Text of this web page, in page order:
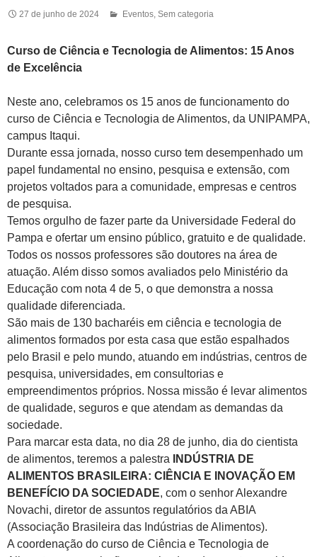
27 de junho de 2024 Eventos Sem categoria
Curso de Ciência e Tecnologia de Alimentos: 15 Anos
de Excelência
Neste ano, celebramos os 15 anos de funcionamento do
curso de Ciência e Tecnologia de Alimentos, da UNIPAMPA,
campus Itaqui.
Durante essa jornada, nosso curso tem desempenhado um
papel fundamental no ensino, pesquisa e extensão, com
projetos voltados para a comunidade, empresas e centros
de pesquisa.
Temos orgulho de fazer parte da Universidade Federal do
Pampa e ofertar um ensino público, gratuito e de qualidade.
Todos os nossos professores são doutores na área de
atuação. Além disso somos avaliados pelo Ministério da
Educação com nota 4 de 5, o que demonstra a nossa
qualidade diferenciada.
São mais de 130 bacharéis em ciência e tecnologia de
alimentos formados por esta casa que estão espalhados
pelo Brasil e pelo mundo, atuando em indústrias, centros de
pesquisa, universidades, em consultorias e
empreendimentos próprios. Nossa missão é levar alimentos
de qualidade, seguros e que atendam as demandas da
sociedade.
Para marcar esta data, no dia 28 de junho, dia do cientista
de alimentos, teremos a palestra
INDÚSTRIA DE
ALIMENTOS BRASILEIRA: CIÊNCIA E INOVAÇÃO EM
BENEFÍCIO DA SOCIEDADE, com o senhor Alexandre
Novachi, diretor de assuntos regulatórios da ABIA
(Associação Brasileira das Indústrias de Alimentos).
A coordenação do curso de Ciência e Tecnologia de